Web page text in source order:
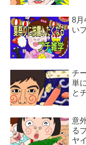
8
い
チ
単
と
意
る
ヤ